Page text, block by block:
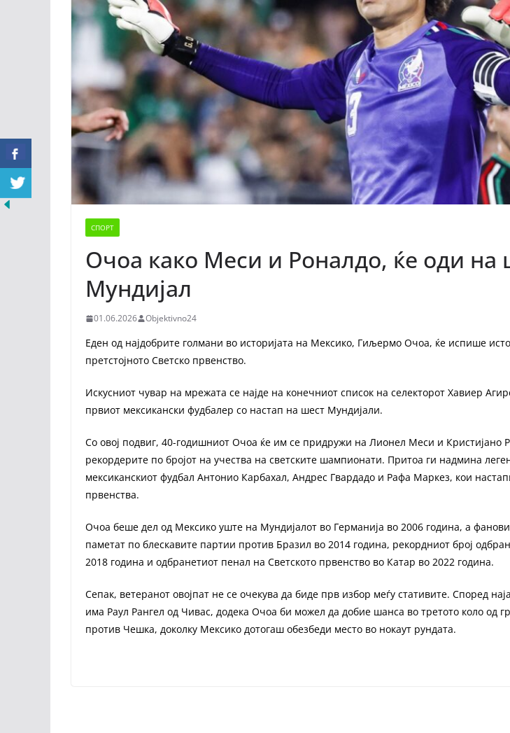
СПОРТ
Очоа како Меси и Роналдо, ќе оди на
Мундијал
01.06.2026 Objektivno24
Еден од најдобрите голмани во историјата на Мексико, Гиљермо Очоа, ќе испише
претстојното Светско првенство.
Искусниот чувар на мрежата се најде на конечниот список на селекторот Хавиер
првиот мексикански фудбалер со настап на шест Мундијали.
Со овој подвиг, 40-годишниот Очоа ќе им се придружи на Лионел Меси и Кристијано
рекордерите по бројот на учества на светските шампионати. Притоа ги надмина
мексиканскиот фудбал Антонио Карбахал, Андрес Гвардадо и Рафа Маркез, кои
првенства.
Очоа беше дел од Мексико уште на Мундијалот во Германија во 2006 година, а
паметат по блескавите партии против Бразил во 2014 година, рекордниот број
2018 година и одбранетиот пенал на Светското првенство во Катар во 2022 година.
Сепак, ветеранот овојпат не се очекува да биде прв избор меѓу стативите. Според
има Раул Рангел од Чивас, додека Очоа би можел да добие шанса во третото коло од
против Чешка, доколку Мексико дотогаш обезбеди место во нокаут рундата.